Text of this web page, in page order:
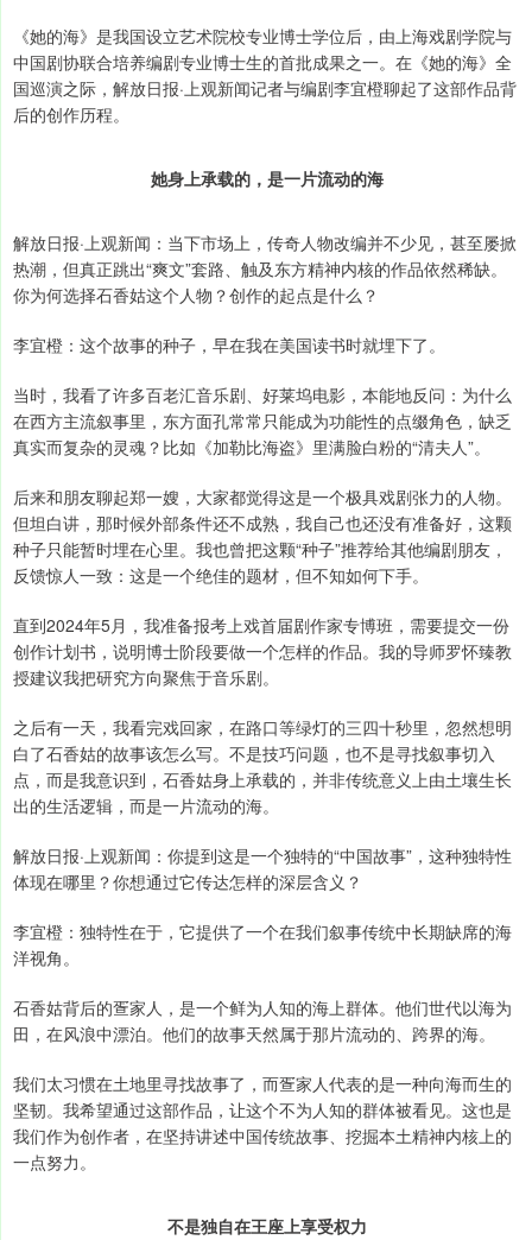
《她的海》是我国设立艺术院校专业博士学位后，由上海戏剧学院与
中国剧协联合培养编剧专业博士生的首批成果之一。在《她的海》全
国巡演之际，解放日报·上观新闻记者与编剧李宜橙聊起了这部作品背
后的创作历程。
她身上承载的，是一片流动的海
解放日报·上观新闻：当下市场上，传奇人物改编并不少见，甚至屡掀
热潮，但真正跳出“爽文”套路、触及东方精神内核的作品依然稀缺。
你为何选择石香姑这个人物？创作的起点是什么？
李宜橙：这个故事的种子，早在我在美国读书时就埋下了。
当时，我看了许多百老汇音乐剧、好莱坞电影，本能地反问：为什么
在西方主流叙事里，东方面孔常常只能成为功能性的点缀角色，缺乏
真实而复杂的灵魂？比如《加勒比海盗》里满脸白粉的“清夫人”。
后来和朋友聊起郑一嫂，大家都觉得这是一个极具戏剧张力的人物。
但坦白讲，那时候外部条件还不成熟，我自己也还没有准备好，这颗
种子只能暂时埋在心里。我也曾把这颗“种子”推荐给其他编剧朋友，
反馈惊人一致：这是一个绝佳的题材，但不知如何下手。
直到2024年5月，我准备报考上戏首届剧作家专博班，需要提交一份
创作计划书，说明博士阶段要做一个怎样的作品。我的导师罗怀臻教
授建议我把研究方向聚焦于音乐剧。
之后有一天，我看完戏回家，在路口等绿灯的三四十秒里，忽然想明
白了石香姑的故事该怎么写。不是技巧问题，也不是寻找叙事切入
点，而是我意识到，石香姑身上承载的，并非传统意义上由土壤生长
出的生活逻辑，而是一片流动的海。
解放日报·上观新闻：你提到这是一个独特的“中国故事”，这种独特性
体现在哪里？你想通过它传达怎样的深层含义？
李宜橙：独特性在于，它提供了一个在我们叙事传统中长期缺席的海
洋视角。
石香姑背后的疍家人，是一个鲜为人知的海上群体。他们世代以海为
田，在风浪中漂泊。他们的故事天然属于那片流动的、跨界的海。
我们太习惯在土地里寻找故事了，而疍家人代表的是一种向海而生的
坚韧。我希望通过这部作品，让这个不为人知的群体被看见。这也是
我们作为创作者，在坚持讲述中国传统故事、挖掘本土精神内核上的
一点努力。
不是独自在王座上享受权力